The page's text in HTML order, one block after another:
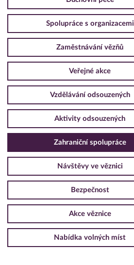
Spolupráce s organizacemi
Zaměstnávání vězňů
Veřejné akce
Vzdělávání odsouzených
Aktivity odsouzených
Zahraniční spolupráce
Návštěvy ve věznici
Bezpečnost
Akce věznice
Nabídka volných míst